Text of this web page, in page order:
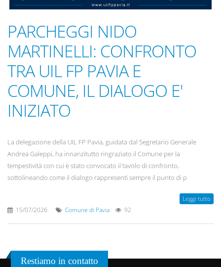
PARCHEGGI NIDO
MARTINELLI: CONFRONTO
TRA UIL FP PAVIA E
COMUNE, IL DIALOGO E'
INIZIATO
La delegazione della UIL FP Pavia, guidata dal Segretario Generale
Andrea Galeppi, ha innanzitutto ringraziato il Comune per la
tempestività con cui è stato convocato il tavolo di confronto,
sottolineando come il dialogo rappresenti sempre il punto di p
Leggi tutto
15/07/2026 Comune di Pavia 92
Restiamo in contatto